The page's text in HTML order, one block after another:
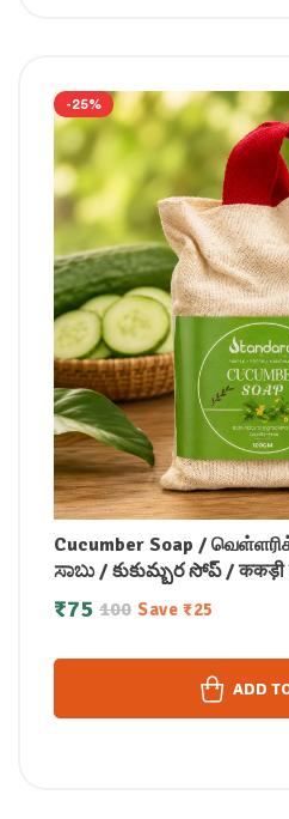
-25%
Cucumber Soap /
ಸಾಬು / కుకుమ్బర సోప్ /
സോപ്പ്100gm
100
₹75 Save ₹25
ADD